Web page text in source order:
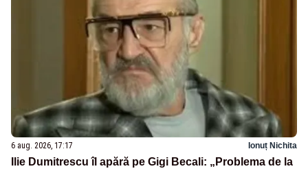
6 aug. 2026, 17:17 Ionuț Nichita
Ilie Dumitrescu îl apără pe Gigi Becali: „Problema de la